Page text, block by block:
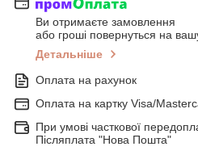
Ви отримаєте замовлення
або гроші повернуться на
Детальніше
Оплата на рахунок
Оплата на картку Visa/
При умові часткової
Післяплата "Нова Пошта"